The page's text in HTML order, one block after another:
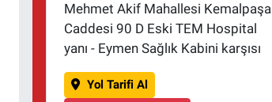
Mehmet Akif Mahallesi Kemalpaşa
Caddesi 90 D Eski TEM Hospital
yanı - Eymen Sağlık Kabini karşısı
Yol Tarifi Al